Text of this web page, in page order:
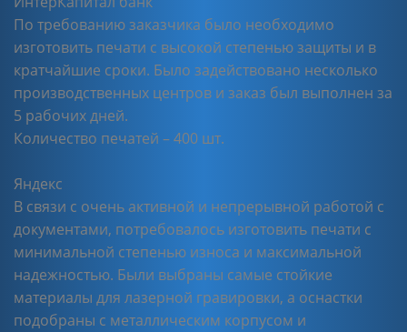
По требованию заказчика было необходимо
изготовить печати с высокой степенью защиты и в
кратчайшие сроки. Было задействовано несколько
производственных центров и заказ был выполнен за
5 рабочих дней.
Количество печатей – 400 шт.
Яндекс
В связи с очень активной и непрерывной работой с
документами, потребовалось изготовить печати с
минимальной степенью износа и максимальной
надежностью. Были выбраны самые стойкие
материалы для лазерной гравировки, а оснастки
подобраны с металлическим корпусом и